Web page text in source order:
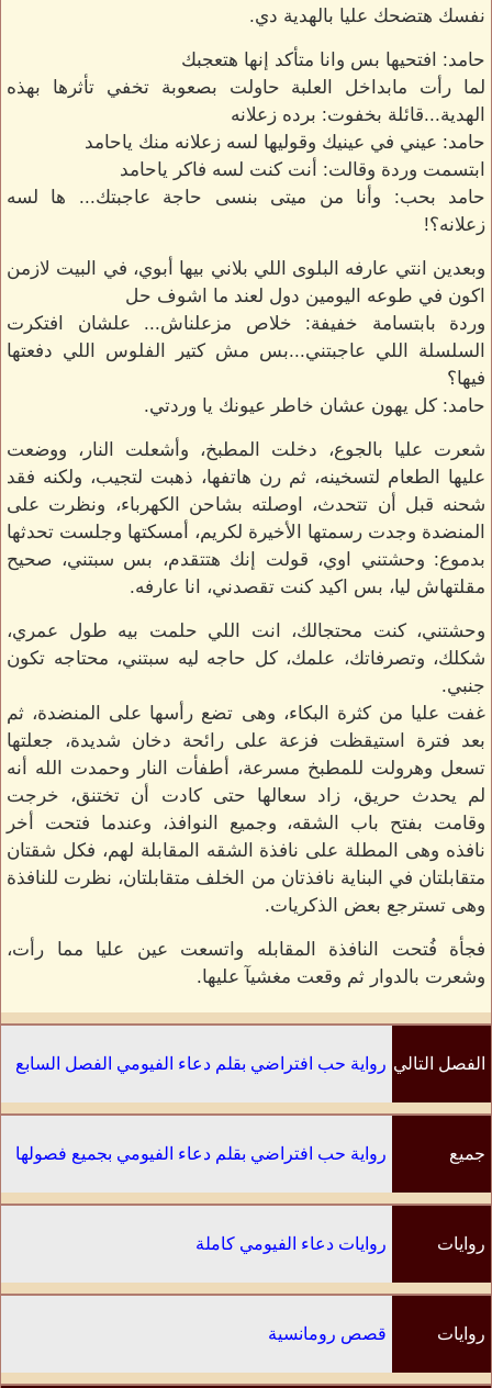
نفسك هتضحك عليا بالهدية دي.
حامد: افتحيها بس وانا متأكد إنها هتعجبك
لما رأت مابداخل العلبة حاولت بصعوبة تخفي تأثرها بهذه
الهدية...قائلة بخفوت: برده زعلانه
حامد: عيني في عينيك وقوليها لسه زعلانه منك ياحامد
ابتسمت وردة وقالت: أنت كنت لسه فاكر ياحامد
حامد بحب: وأنا من ميتى بنسى حاجة عاجبتك... ها لسه
زعلانه؟!
وبعدين انتي عارفه البلوى اللي بلاني بيها أبوي، في البيت لازمن
اكون في طوعه اليومين دول لعند ما اشوف حل
وردة بابتسامة خفيفة: خلاص مزعلناش... علشان افتكرت
السلسلة اللي عاجبتني...بس مش كتير الفلوس اللي دفعتها
فيها؟
حامد: كل يهون عشان خاطر عيونك يا وردتي.
شعرت عليا بالجوع، دخلت المطبخ، وأشعلت النار، ووضعت
عليها الطعام لتسخينه، ثم رن هاتفها، ذهبت لتجيب، ولكنه فقد
شحنه قبل أن تتحدث، اوصلته بشاحن الكهرباء، ونظرت على
المنضدة وجدت رسمتها الأخيرة لكريم، أمسكتها وجلست تحدثها
بدموع: وحشتني اوي، قولت إنك هتتقدم، بس سبتني، صحيح
مقلتهاش ليا، بس اكيد كنت تقصدني، انا عارفه.
وحشتني، كنت محتجالك، انت اللي حلمت بيه طول عمري،
شكلك، وتصرفاتك، علمك، كل حاجه ليه سبتني، محتاجه تكون
جنبي.
غفت عليا من كثرة البكاء، وهى تضع رأسها على المنضدة، ثم
بعد فترة استيقظت فزعة على رائحة دخان شديدة، جعلتها
تسعل وهرولت للمطبخ مسرعة، أطفأت النار وحمدت الله أنه
لم يحدث حريق، زاد سعالها حتى كادت أن تختنق، خرجت
وقامت بفتح باب الشقه، وجميع النوافذ، وعندما فتحت أخر
نافذه وهى المطلة على نافذة الشقه المقابلة لهم، فكل شقتان
متقابلتان في البناية نافذتان من الخلف متقابلتان، نظرت للنافذة
وهى تسترجع بعض الذكريات.
فجأة فُتحت النافذة المقابله واتسعت عين عليا مما رأت،
وشعرت بالدوار ثم وقعت مغشيآ عليها.
الفصل التالي رواية حب افتراضي بقلم دعاء الفيومي الفصل السابع
جميع رواية حب افتراضي بقلم دعاء الفيومي بجميع فصولها
روايات روايات دعاء الفيومي كاملة
روايات قصص رومانسية